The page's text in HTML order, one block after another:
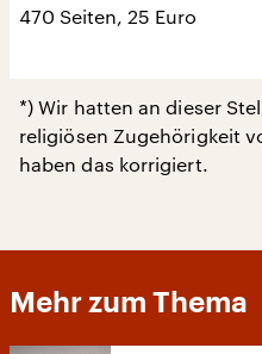
470 Seiten, 25 Euro
*) Wir hatten an dieser
religiösen Zugehörigkeit
haben das korrigiert.
Mehr zum Thema